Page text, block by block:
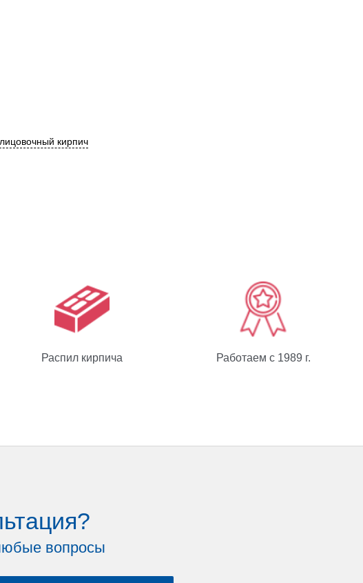
кирпич
Распил кирпича Работаем с 1989 г.
вопросы